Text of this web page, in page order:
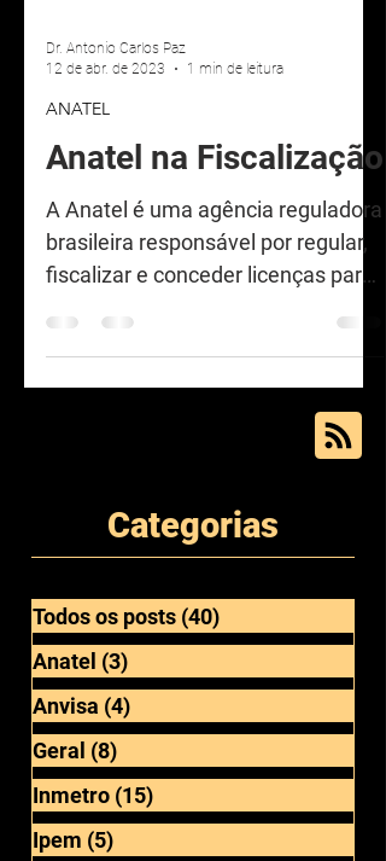
Dr. Antonio Carlos Paz
12 de abr. de 2023
1 min de leitura
ANATEL
Anatel na Fiscalização
Categorias
Todos os posts
Anatel(3)
Anvisa(4)4 posts
Geral (8)